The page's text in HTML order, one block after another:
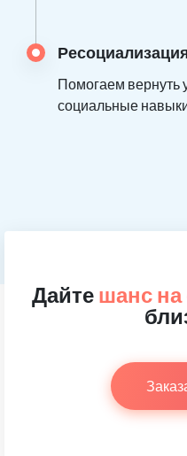
Помогаем вернуть
социальные
Дайте шанс на